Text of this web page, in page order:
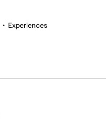
• Experiences